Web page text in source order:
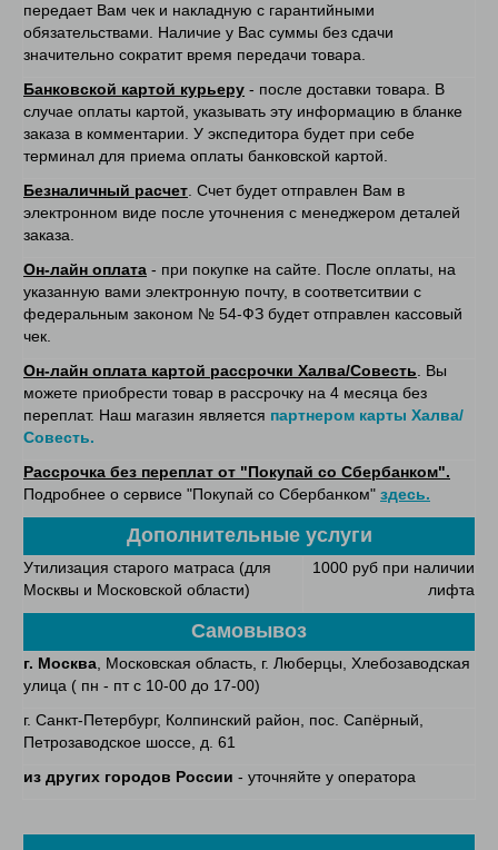
передает Вам чек и накладную с гарантийными
обязательствами. Наличие у Вас суммы без сдачи
значительно сократит время передачи товара.
Банковской картой курьеру - после доставки товара. В
случае оплаты картой, указывать эту информацию в бланке
заказа в комментарии. У экспедитора будет при себе
терминал для приема оплаты банковской картой.
Безналичный расчет. Счет будет отправлен Вам в
электронном виде после уточнения с менеджером деталей
заказа.
Он-лайн оплата - при покупке на сайте. После оплаты, на
указанную вами электронную почту, в соответситвии с
федеральным законом № 54-ФЗ будет отправлен кассовый
чек.
Он-лайн оплата картой рассрочки Халва/Совесть. Вы
можете приобрести товар в рассрочку на 4 месяца без
переплат. Наш магазин является партнером карты Халва/
Совесть.
Рассрочка без переплат от "Покупай со Сбербанком".
Подробнее о сервисе "Покупай со Сбербанком" здесь.
Дополнительные услуги
Утилизация старого матраса (для
Москвы и Московской области)
1000 руб при наличии
лифта
Самовывоз
г. Москва, Московская область, г. Люберцы, Хлебозаводская
улица ( пн - пт с 10-00 до 17-00)
г. Санкт-Петербург, Колпинский район, пос. Сапёрный,
Петрозаводское шоссе, д. 61
из других городов России - уточняйте у оператора